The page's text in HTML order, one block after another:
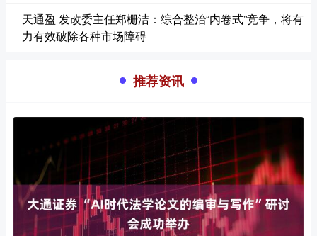
天通盈 发改委主任郑栅洁：综合整治“内卷式”竞争，将有
力有效破除各种市场障碍
推荐资讯